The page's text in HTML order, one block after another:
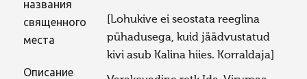
названия
священного
места
Описание
[Lohukive ei seostata reeglina
pühadusega, kuid jäädvustatud
kivi asub Kalina hiies. Korraldaja]